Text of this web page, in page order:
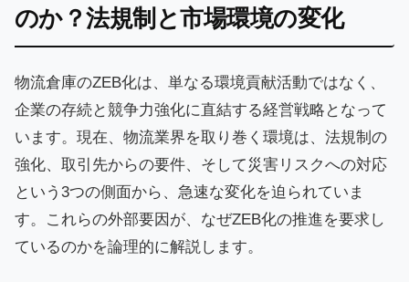
のか？法規制と市場環境の変化
物流倉庫のZEB化は、単なる環境貢献活動ではなく、
企業の存続と競争力強化に直結する経営戦略となって
います。現在、物流業界を取り巻く環境は、法規制の
強化、取引先からの要件、そして災害リスクへの対応
という3つの側面から、急速な変化を迫られていま
す。これらの外部要因が、なぜZEB化の推進を要求し
ているのかを論理的に解説します。